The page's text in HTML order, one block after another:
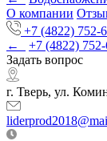
О компании
+7 (4822) 752-
←
+7 (4822)
Задать вопрос
г. Тверь, ул.